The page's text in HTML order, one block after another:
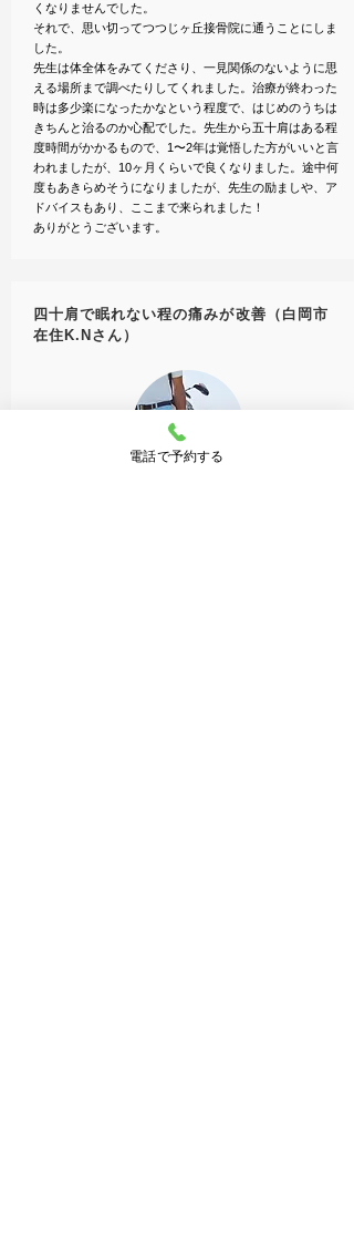
くなりませんでした。
それで、思い切ってつつじヶ丘接骨院に通うことにしま
した。
先生は体全体をみてくださり、一見関係のないように思
える場所まで調べたりしてくれました。治療が終わった
時は多少楽になったかなという程度で、はじめのうちは
きちんと治るのか心配でした。先生から五十肩はある程
度時間がかかるもので、1〜2年は覚悟した方がいいと言
われましたが、10ヶ月くらいで良くなりました。途中何
度もあきらめそうになりましたが、先生の励ましや、ア
ドバイスもあり、ここまで来られました！
ありがとうございます。
四十肩で眠れない程の痛みが改善（白岡市
在住K.Nさん）
電話で予約する